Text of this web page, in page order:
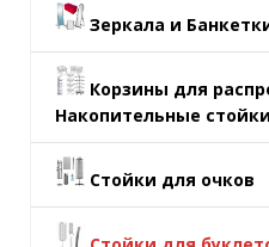
Зеркала и
Корзины для
Накопительные стойки
Стойки для очков